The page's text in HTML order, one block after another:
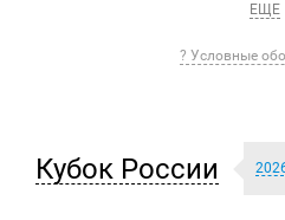
ЕЩЕ
? Условные
Кубок России